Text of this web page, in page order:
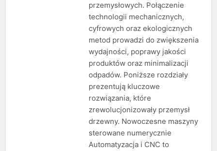
przemysłowych. Połączenie
technologii mechanicznych,
cyfrowych oraz ekologicznych
metod prowadzi do zwiększenia
wydajności, poprawy jakości
produktów oraz minimalizacji
odpadów. Poniższe rozdziały
prezentują kluczowe
rozwiązania, które
zrewolucjonizowały przemysł
drzewny. Nowoczesne maszyny
sterowane numerycznie
Automatyzacja i CNC to